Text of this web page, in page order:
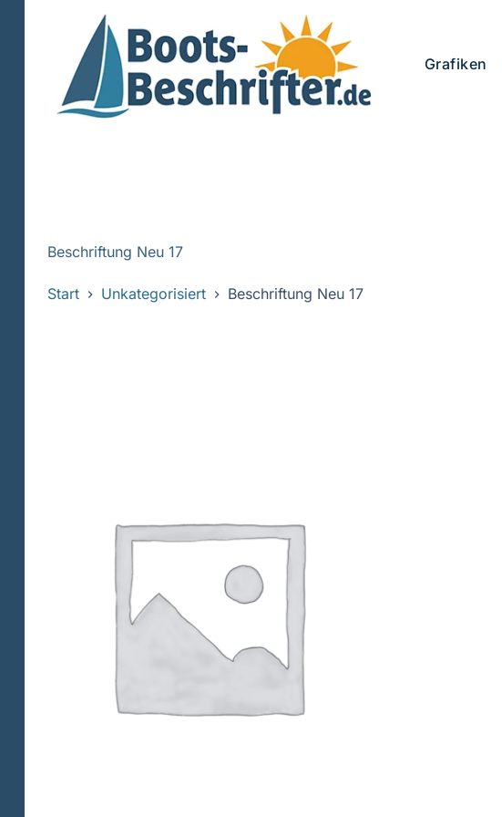
Grafiken
Beschriftung Neu 17
Start Unkategorisiert Beschriftung Neu 17